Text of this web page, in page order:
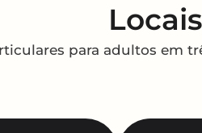
para adultos em